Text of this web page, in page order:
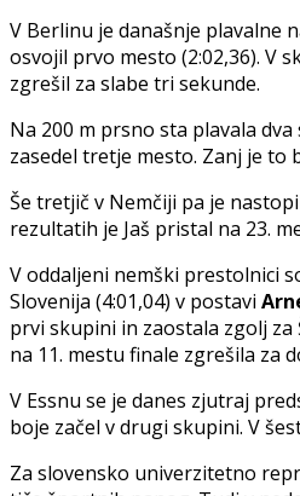
V Berlinu je današnje plavalne
osvojil prvo mesto (2:02,36). V
zgrešil za slabe tri sekunde.
Na 200 m prsno sta plavala
zasedel tretje mesto. Zanj je
Še tretjič v Nemčiji pa je
rezultatih je Jaš pristal na 23.
V oddaljeni nemški prestolnici
Slovenija (4:01,04) v postavi
prvi skupini in zaostala zgolj za
na 11. mestu finale zgrešila za
V Essnu se je danes zjutraj
boje začel v drugi skupini. V
Za slovensko univerzitetno